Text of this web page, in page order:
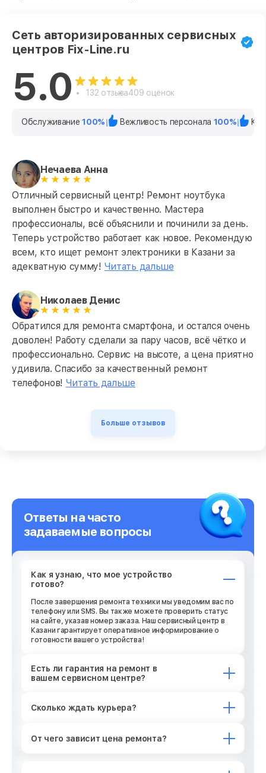
Сеть авторизированных сервисных
центров Fix-Line.ru
5.0 132 отзыва409 оценок
Обслуживание100% Вежливость персонала 100%
Нечаева Анна
Отличный сервисный центр! Ремонт ноутбука
выполнен быстро и качественно. Мастера
профессионалы, всё объяснили и починили за день.
Теперь устройство работает как новое. Рекомендую
всем, кто ищет ремонт электроники в Казани за
адекватную сумму! Читать дальше
Николаев Денис
Обратился для ремонта смартфона, и остался очень
доволен! Работу сделали за пару часов, всё чётко и
профессионально. Сервис на высоте, а цена приятно
удивила. Спасибо за качественный ремонт
телефонов! Читать дальше
Больше отзывов
Ответы на часто
задаваемые вопросы
Как я узнаю, что мое устройство
готово?
После завершения ремонта техники мы уведомим вас по
телефону или SMS. Вы также можете проверить статус
на сайте, указав номер заказа. Наш сервисный центр в
Казани гарантирует оперативное информирование о
готовности вашего устройства!
Есть ли гарантия на ремонт в
вашем сервисном центре?
Сколько ждать курьера?
От чего зависит цена ремонта?